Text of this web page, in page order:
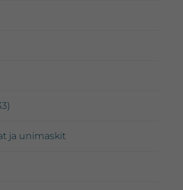
ja unimaskit